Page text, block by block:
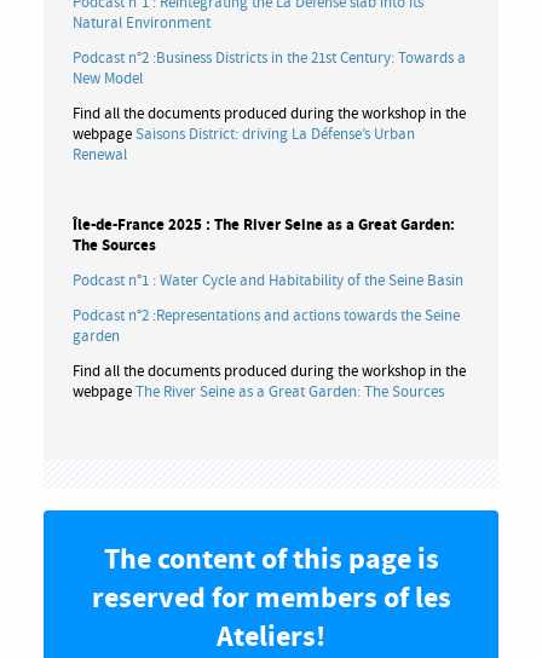
Natural Environment
Podcast n°2 :Business Districts in the 21st Century: Towards a
New Model
Find all the documents produced during the workshop in the
webpageSaisons District: driving La Défense’s Urban
Renewal
Île-de-France 2025 : The River Seine as a Great Garden:
The Sources
Podcast n°1 : Water Cycle and Habitability of the Seine Basin
Podcast n°2 :Representations and actions towards the Seine
garden
Find all the documents produced during the workshop in the
webpageThe River Seine as a Great Garden: The Sources
The content of this page is
reserved for members of les
Ateliers!